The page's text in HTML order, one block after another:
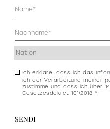
Anagrafica
Indirizzo
Consenso
newsletter
Ich erkläre, dass ich das
ich der Verarbeitung meiner
zustimme und dass ich über
Gesetzesdekret 101/2018 *